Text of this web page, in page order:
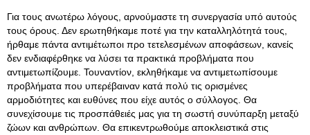
Για τους ανωτέρω λόγους, αρνούμαστε τη συνεργασία υπό αυτούς
τους όρους. Δεν ερωτηθήκαμε ποτέ για την καταλληλότητά τους,
ήρθαμε πάντα αντιμέτωποι προ τετελεσμένων αποφάσεων, κανείς
δεν ενδιαφέρθηκε να λύσει τα πρακτικά προβλήματα που
αντιμετωπίζουμε. Τουναντίον, εκληθήκαμε να αντιμετωπίσουμε
προβλήματα που υπερέβαιναν κατά πολύ τις ορισμένες
αρμοδιότητες και ευθύνες που είχε αυτός ο σύλλογος. Θα
συνεχίσουμε τις προσπάθειές μας για τη σωστή συνύπαρξη μεταξύ
ζώων και ανθρώπων. Θα επικεντρωθούμε αποκλειστικά στις